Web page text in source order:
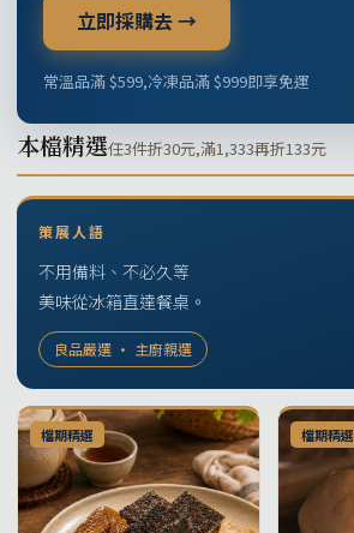
立即採購去 →
常溫品滿 $599,冷凍品滿 $999即享免運
本檔精選任3件折30元,滿1,333再折133元
策展人語
不用備料、不必久等
美味從冰箱直達餐桌。
良品嚴選 · 主廚親選
檔期精選 檔期精選